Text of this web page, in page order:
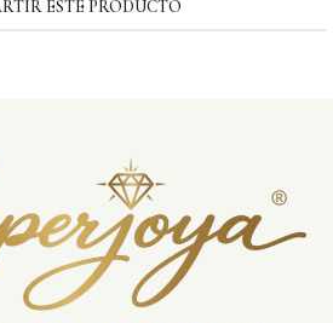
ESTE PRODUCTO